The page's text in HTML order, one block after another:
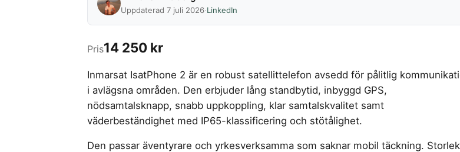
Uppdaterad 7 juli 2026·LinkedIn
Pris14 250 kr
Inmarsat IsatPhone 2 är en robust satellittelefon avsedd för pålitlig
i avlägsna områden. Den erbjuder lång standbytid, inbyggd GPS,
nödsamtalsknapp, snabb uppkoppling, klar samtalskvalitet samt
väderbeständighet med IP65-klassificering och stötålighet.
Den passar äventyrare och yrkesverksamma som saknar mobil täckning.